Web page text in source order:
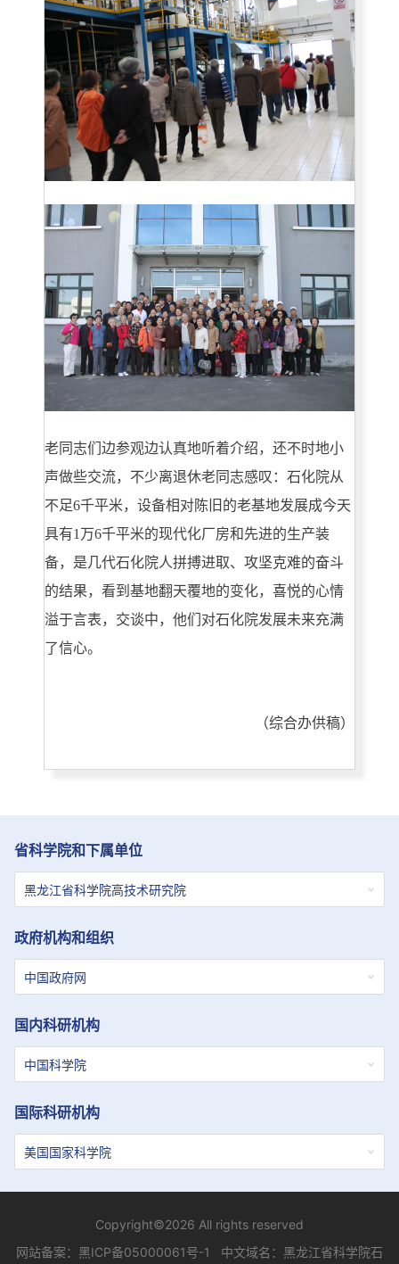
老同志们边参观边认真地听着介绍，还不时地小
声做些交流，不少离退休老同志感叹：石化院从
不足6千平米，设备相对陈旧的老基地发展成今天
具有1万6千平米的现代化厂房和先进的生产装
备，是几代石化院人拼搏进取、攻坚克难的奋斗
的结果，看到基地翻天覆地的变化，喜悦的心情
溢于言表，交谈中，他们对石化院发展未来充满
了信心。
（综合办供稿）
省科学院和下属单位
政府机构和组织
国内科研机构
国际科研机构
Copyright©2026 All rights reserved
网站备案： 黑ICP备05000061号-1 中文域名：黑龙江省科学院石